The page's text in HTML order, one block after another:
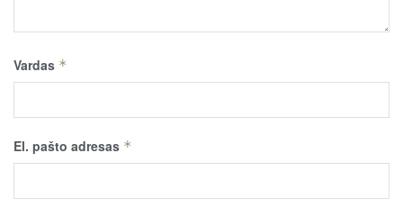
Vardas *
El. pašto adresas *